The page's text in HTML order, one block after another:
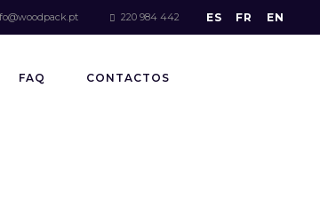
220 984 442 ES FR EN
FAQ CONTACTOS